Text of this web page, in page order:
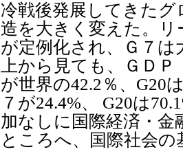
冷戦後発展してきた
造を大きく変えた。
が定例化され、Ｇ７
上から見ても、ＧＤ
が世界の42.2％、G20
７が24.4%、 G20は
加なしに国際経済・
ところへ、国際社会